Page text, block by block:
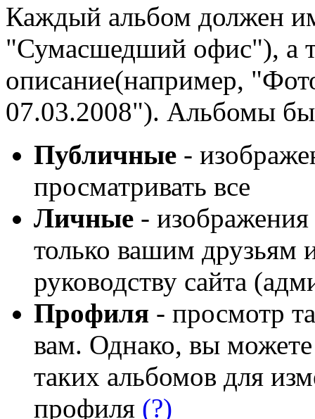
Каждый альбом должен
"Сумасшедший офис"), а
описание(например,
07.03.2008"). Альбомы
Публичные -
просматривать все
Личные -
только вашим друзьям
руководству сайта
Профиля - просмотр
вам. Однако, вы можете
таких альбомов для
профиля (?)